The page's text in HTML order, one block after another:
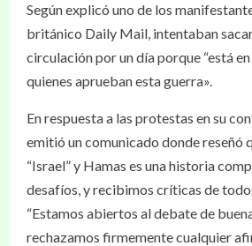
Según explicó uno de los
británico Daily Mail, intentaban
circulación por un día porque “está
quienes aprueban esta guerra».
En respuesta a las protestas en su
emitió un comunicado donde reseñó
“Israel” y Hamas es una historia
desafíos, y recibimos críticas de
“Estamos abiertos al debate de
rechazamos firmemente cualquier